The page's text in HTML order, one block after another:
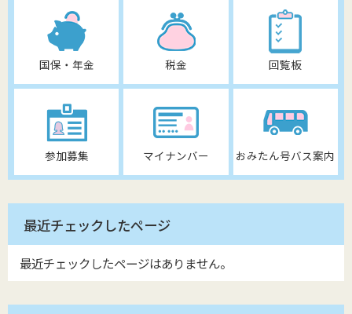
国保・年金 税金 回覧板
参加募集 マイナンバー おみたん号バス案内
最近チェックしたページ
最近チェックしたページはありません。